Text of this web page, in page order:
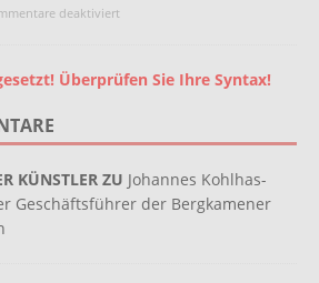
deaktiviert
Überprüfen Sie Ihre Syntax!
KÜNSTLER ZU Johannes Kohlhas-
Geschäftsführer der Bergkamener